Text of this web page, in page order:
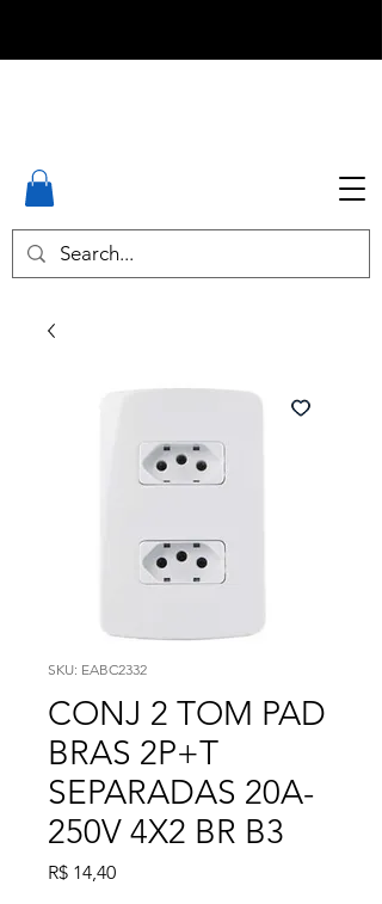
SKU: EABC2332
CONJ 2 TOM PAD
BRAS 2P+T
SEPARADAS 20A-
250V 4X2 BR B3
R$ 14,40Preço